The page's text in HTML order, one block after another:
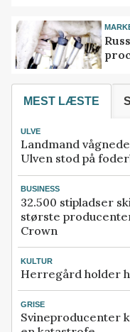
MEST LÆSTE
ULVE
Landmand
Ulven stod på
BUSINESS
32.500 stipladser
største
Crown
KULTUR
Herregård holder
GRISE
Svineproducenter